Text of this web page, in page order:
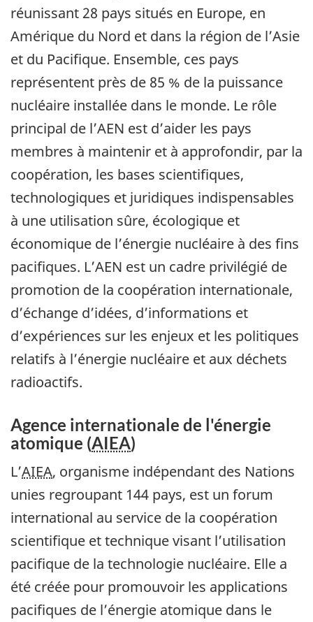
réunissant 28 pays situés en Europe, en
Amérique du Nord et dans la région de l’Asie
et du Pacifique. Ensemble, ces pays
représentent près de 85 % de la puissance
nucléaire installée dans le monde. Le rôle
principal de l’AEN est d’aider les pays
membres à maintenir et à approfondir, par la
coopération, les bases scientifiques,
technologiques et juridiques indispensables
à une utilisation sûre, écologique et
économique de l’énergie nucléaire à des fins
pacifiques. L’AEN est un cadre privilégié de
promotion de la coopération internationale,
d’échange d’idées, d’informations et
d’expériences sur les enjeux et les politiques
relatifs à l’énergie nucléaire et aux déchets
radioactifs.
Agence internationale de l'énergie
atomique (AIEA)
L’AIEA, organisme indépendant des Nations
unies regroupant 144 pays, est un forum
international au service de la coopération
scientifique et technique visant l’utilisation
pacifique de la technologie nucléaire. Elle a
été créée pour promouvoir les applications
pacifiques de l’énergie atomique dans le